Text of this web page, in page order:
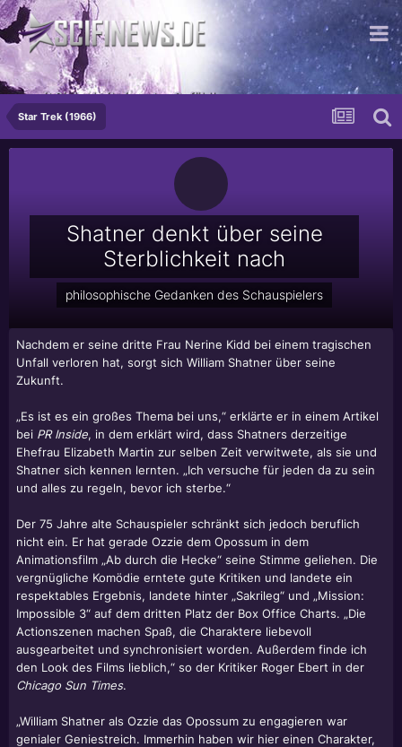
...mit Sicherheit ein gutes Gefühl!
Star Trek (1966)
Shatner denkt über seine
Sterblichkeit nach
philosophische Gedanken des Schauspielers
Nachdem er seine dritte Frau Nerine Kidd bei einem tragischen
Unfall verloren hat, sorgt sich William Shatner über seine
Zukunft.
„Es ist es ein großes Thema bei uns,“ erklärte er in einem Artikel
bei PR Inside, in dem erklärt wird, dass Shatners derzeitige
Ehefrau Elizabeth Martin zur selben Zeit verwitwete, als sie und
Shatner sich kennen lernten. „Ich versuche für jeden da zu sein
und alles zu regeln, bevor ich sterbe.“
Der 75 Jahre alte Schauspieler schränkt sich jedoch beruflich
nicht ein. Er hat gerade Ozzie dem Opossum in dem
Animationsfilm „Ab durch die Hecke“ seine Stimme geliehen. Die
vergnügliche Komödie erntete gute Kritiken und landete ein
respektables Ergebnis, landete hinter „Sakrileg“ und „Mission:
Impossible 3“ auf dem dritten Platz der Box Office Charts. „Die
Actionszenen machen Spaß, die Charaktere liebevoll
ausgearbeitet und synchronisiert worden. Außerdem finde ich
den Look des Films lieblich,“ so der Kritiker Roger Ebert in der
Chicago Sun Times.
„William Shatner als Ozzie das Opossum zu engagieren war
genialer Geniestreich. Immerhin haben wir hier einen Charakter,